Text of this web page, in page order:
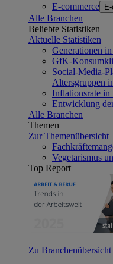
E-commerce
Alle Branchen
Beliebte Statistiken
Aktuelle Statistiken
Generationen
GfK-
Social-Media-
Altersgruppen
Inflationsrate in
Entwicklung
Alle Branchen
Themen
Zur Themenübersicht
Vegetarismus
Top Report
Zu Branchenübersicht